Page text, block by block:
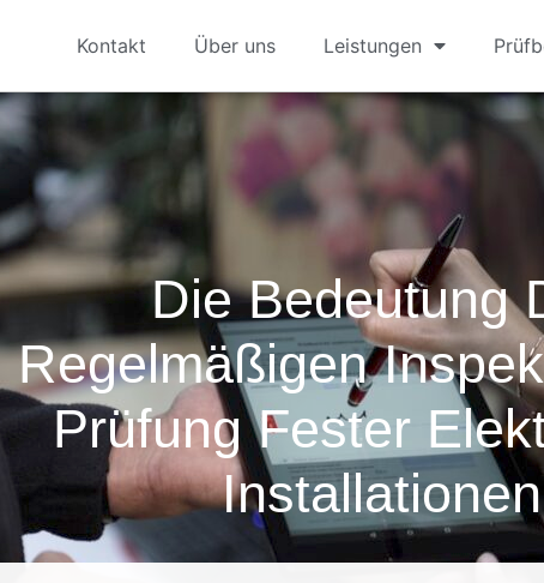
Kontakt Über uns Leistungen
Die Bedeutung
Regelmäßigen
Prüfung Fester
Installationen